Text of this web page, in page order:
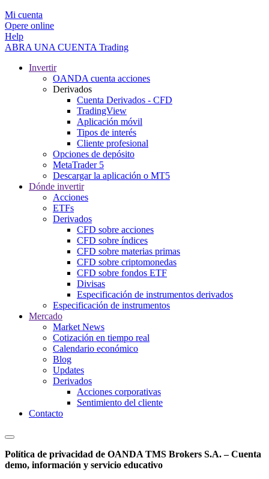
Mi cuenta
Opere online
Help
ABRA UNA CUENTA Trading
Invertir
OANDA cuenta acciones
Derivados
Cuenta Derivados - CFD
TradingView
Aplicación móvil
Tipos de interés
Cliente profesional
Opciones de depósito
MetaTrader 5
Descargar la aplicación o MT5
Dónde invertir
Acciones
ETFs
Derivados
CFD sobre acciones
CFD sobre índices
CFD sobre materias primas
CFD sobre criptomonedas
CFD sobre fondos ETF
Divisas
Especificación de instrumentos derivados
Especificación de instrumentos
Mercado
Market News
Cotización en tiempo real
Calendario económico
Blog
Updates
Derivados
Acciones corporativas
Sentimiento del cliente
Contacto
Política de privacidad de OANDA TMS Brokers S.A. – Cuenta
demo, información y servicio educativo